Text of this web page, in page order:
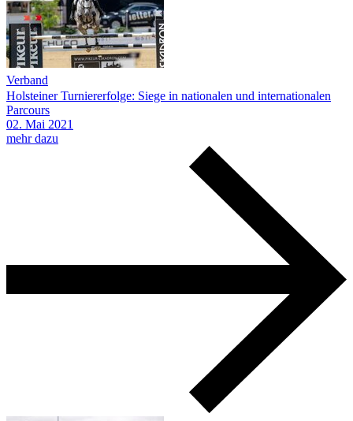
Verband
Holsteiner Turniererfolge: Siege in nationalen und internationalen
Parcours
02. Mai 2021
mehr dazu